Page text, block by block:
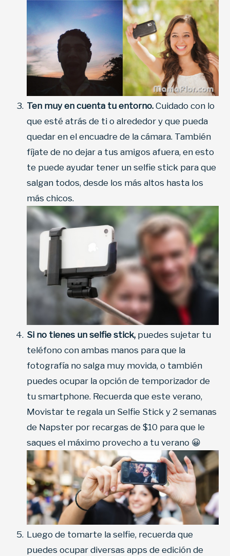
Ten muy en cuenta tu entorno. Cuidado con lo
que esté atrás de ti o alrededor y que pueda
quedar en el encuadre de la cámara. También
fíjate de no dejar a tus amigos afuera, en esto
te puede ayudar tener un selfie stick para que
salgan todos, desde los más altos hasta los
más chicos.
Si no tienes un selfie stick, puedes sujetar tu
teléfono con ambas manos para que la
fotografía no salga muy movida, o también
puedes ocupar la opción de temporizador de
tu smartphone. Recuerda que este verano,
Movistar te regala un Selfie Stick y 2 semanas
de Napster por recargas de $10 para que le
saques el máximo provecho a tu verano 😀
Luego de tomarte la selfie, recuerda que
puedes ocupar diversas apps de edición de